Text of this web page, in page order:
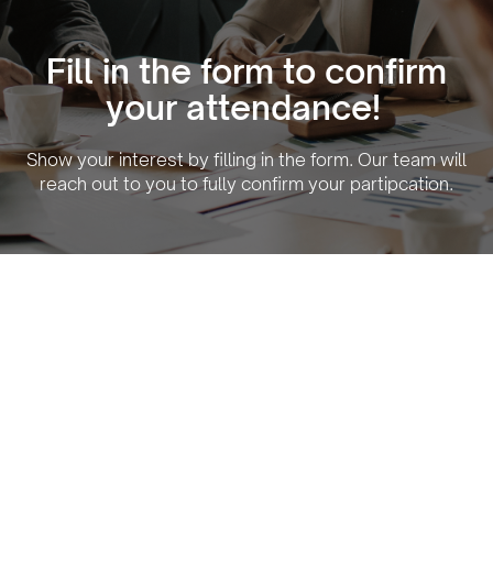
Fill in the form to confirm
your attendance!
Show your interest by filling in the form. Our team will
reach out to you to fully confirm your partipcation.